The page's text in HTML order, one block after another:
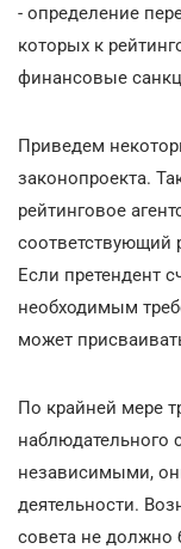
- определение
которых к
финансовые
Приведем
законопроекта.
рейтинговое
соответствующий
Если претендент
необходимым
может
По крайней мере
независимыми,
деятельности.
совета не должно